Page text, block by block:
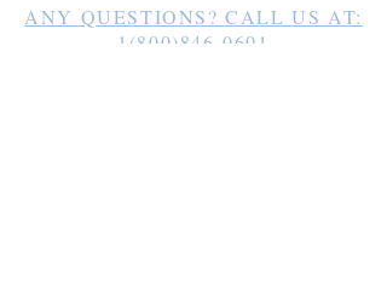
ANY QUESTIONS? CALL US AT:
1(800)846-0601